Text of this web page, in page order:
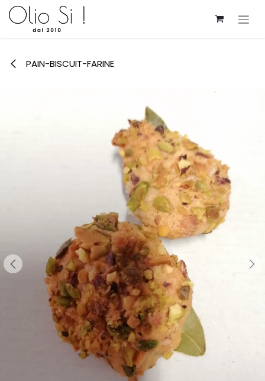
Se rendre au contenu
PAIN-BISCUIT-FARINE